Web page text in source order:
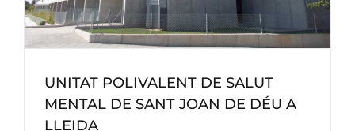
UNITAT POLIVALENT DE SALUT
MENTAL DE SANT JOAN DE DÉU A
LLEIDA